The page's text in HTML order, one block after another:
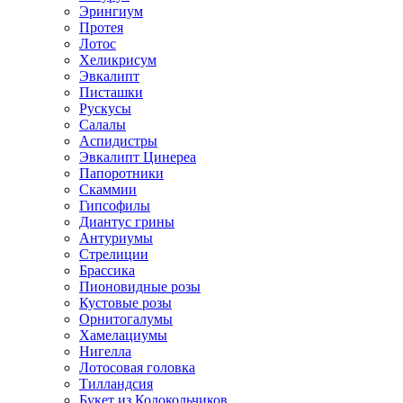
Эрингиум
Протея
Лотос
Хеликрисум
Эвкалипт
Писташки
Рускусы
Салалы
Аспидистры
Эвкалипт Цинереа
Папоротники
Скаммии
Гипсофилы
Диантус грины
Антуриумы
Стрелиции
Брассика
Пионовидные розы
Кустовые розы
Орнитогалумы
Хамелациумы
Нигелла
Лотосовая головка
Тилландсия
Букет из Колокольчиков